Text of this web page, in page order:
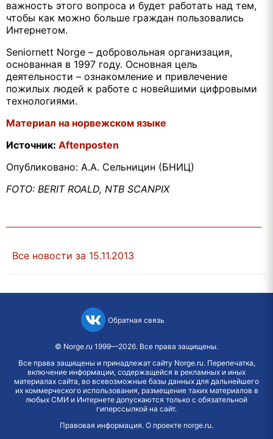
важность этого вопроса и будет работать над тем,
чтобы как можно больше граждан пользовались
Интернетом.
Seniornett Norge – добровольная организация,
основанная в 1997 году. Основная цель
деятельности – ознакомление и привлечение
пожилых людей к работе с новейшими цифровыми
технологиями.
Материал на норвежском языке
Источник: Aftenposten
Опубликовано: А.А. Сельницин (БНИЦ)
FOTO: BERIT ROALD, NTB SCANPIX
Все новости за 15.11.2013
Обратная связь
© Norge.ru 1999—2026. Все права защищены.
Все права защищены и принадлежат сайту Norge.ru. Перепечатка,
включение информации, содержащейся в рекламных и иных
материалах сайта, во всевозможные базы данных для дальнейшего
их коммерческого использования, размещение таких материалов в
любых СМИ и Интернете допускаются только с обязательной
гиперссылкой на сайт.
Правовая информация. О проекте norge.ru.